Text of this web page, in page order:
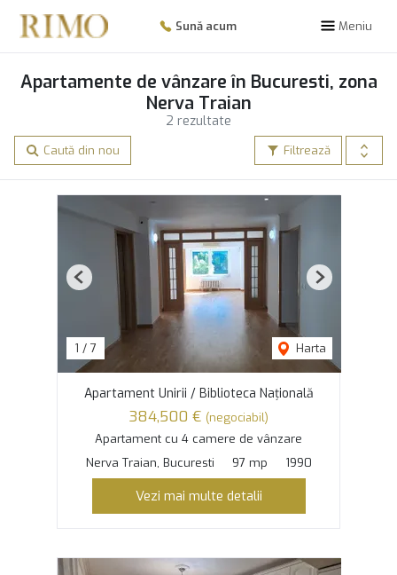
Sună acum Meniu
2 rezultate
Apartamente de vânzare în Bucuresti, zona
Nerva Traian
Filtrează
Caută din nou
1 / 7 Harta
Previous Next
Apartament Unirii / Biblioteca Națională
384,500 € (negociabil)
Apartament cu 4 camere de vânzare
Nerva Traian, Bucuresti
97 mp 1990
Vezi mai multe detalii